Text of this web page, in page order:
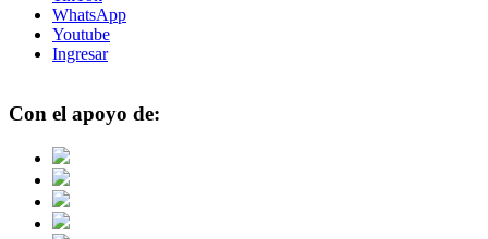
WhatsApp
Youtube
Ingresar
Con el apoyo de: